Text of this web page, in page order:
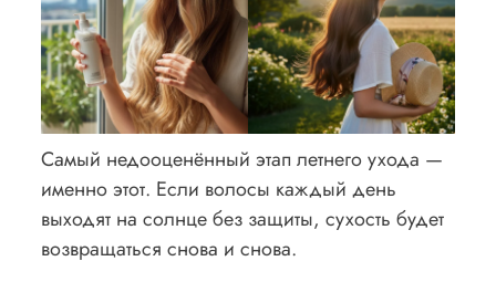
Самый недооценённый этап летнего ухода —
именно этот. Если волосы каждый день
выходят на солнце без защиты, сухость будет
возвращаться снова и снова.